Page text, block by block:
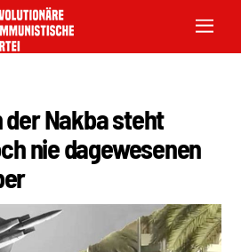
Nakba steht
nie dagewesenen